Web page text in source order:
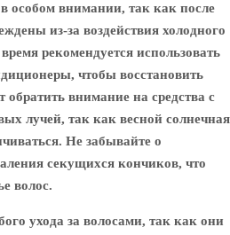
особом внимании, так как после
из-за воздействия холодного
рекомендуется использовать
чтобы восстановить
обратить внимание на средства с
лучей, так как весной солнечная
Не забывайте о
секущихся кончиков, что
волос.
ухода за волосами, так как они